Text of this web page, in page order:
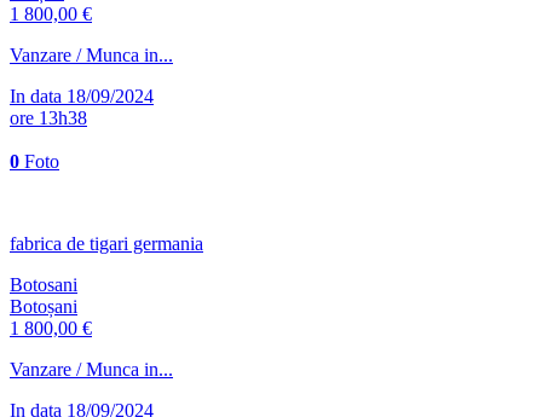
1 800,00 €
Vanzare / Munca in...
In data 18/09/2024
ore 13h38
0 Foto
fabrica de tigari germania
Botosani
Botoșani
1 800,00 €
Vanzare / Munca in...
In data 18/09/2024